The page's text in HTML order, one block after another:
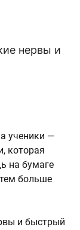
нервы и
ученики —
которая
на бумаге
больше
и быстрый